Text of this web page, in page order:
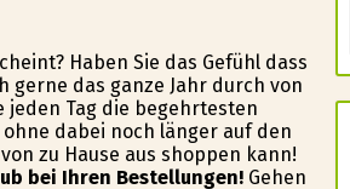
Haben Sie das Gefühl dass
gerne das ganze Jahr durch von
jeden Tag die begehrtesten
dabei noch länger auf den
zu Hause aus shoppen kann!
bei Ihren Bestellungen!Gehen